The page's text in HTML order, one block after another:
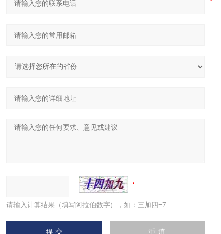
请输入计算结果（填写阿拉伯数字），如：三加四=7